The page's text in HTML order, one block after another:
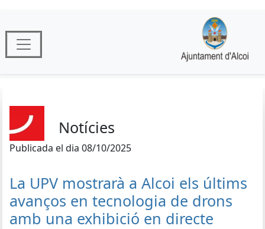
Notícies
Publicada el dia 08/10/2025
La UPV mostrarà a Alcoi els últims
avanços en tecnologia de drons
amb una exhibició en directe